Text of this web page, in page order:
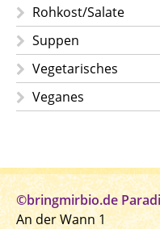
Rohkost/Salate
Suppen
Vegetarisches
Veganes
©bringmirbio.de
An der Wann 1